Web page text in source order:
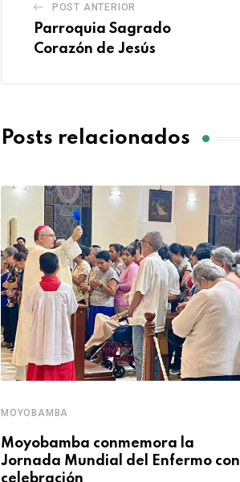
POST ANTERIOR
Parroquia Sagrado
Corazón de Jesús
Posts relacionados
MOYOBAMBA
Moyobamba conmemora la
Jornada Mundial del Enfermo con
celebración